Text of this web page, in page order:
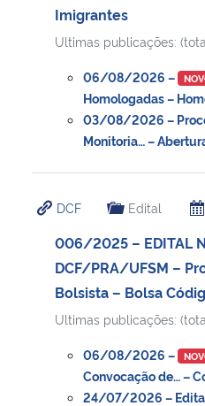
Imigrantes
Ultimas publicações:
06/08/2026 –
Homologadas –
03/08/2026 –
Monitoria… –
DCF Edital
006/2025 – EDITAL
DCF/PRA/UFSM –
Bolsista – Bolsa
Ultimas publicações:
06/08/2026 –
Convocação de… –
24/07/2026 –